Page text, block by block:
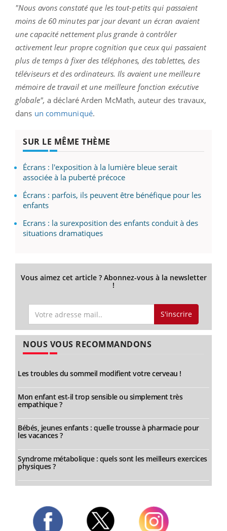
"Nous avons constaté que les tout-petits qui passaient
moins de 60 minutes par jour devant un écran avaient
une capacité nettement plus grande à contrôler
activement leur propre cognition que ceux qui passaient
plus de temps à fixer des téléphones, des tablettes, des
téléviseurs et des ordinateurs. Ils avaient une meilleure
mémoire de travail et une meilleure fonction exécutive
globale", a déclaré Arden McMath, auteur des travaux,
dans un communiqué.
SUR LE MÊME THÈME
Écrans : l'exposition à la lumière bleue serait
associée à la puberté précoce
Écrans : parfois, ils peuvent être bénéfique pour les
enfants
Ecrans : la surexposition des enfants conduit à des
situations dramatiques
Vous aimez cet article ? Abonnez-vous à la newsletter
!
S'inscrire
NOUS VOUS RECOMMANDONS
Les troubles du sommeil modifient votre cerveau !
Mon enfant est-il trop sensible ou simplement très
empathique ?
Bébés, jeunes enfants : quelle trousse à pharmacie pour
les vacances ?
Syndrome métabolique : quels sont les meilleurs exercices
physiques ?